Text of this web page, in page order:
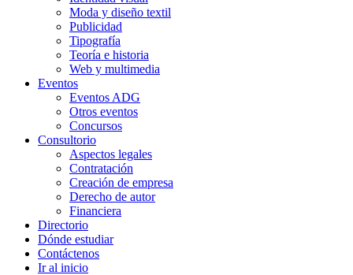
Moda y diseño textil
Publicidad
Tipografía
Teoría e historia
Web y multimedia
Eventos
Eventos ADG
Otros eventos
Concursos
Consultorio
Aspectos legales
Contratación
Creación de empresa
Derecho de autor
Financiera
Directorio
Dónde estudiar
Contáctenos
Ir al inicio